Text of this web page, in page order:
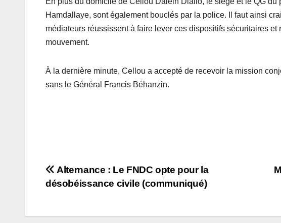
Hamdallaye, sont également bouclés par la police. Il faut ainsi
médiateurs réussissent à faire lever ces dispositifs sécuritaires
mouvement.
À la dernière minute, Cellou a accepté de recevoir la mission
sans le Général Francis Béhanzin.
Navigation
l’article
Alternance : Le FNDC opte pour la
désobéissance civile (communiqué)